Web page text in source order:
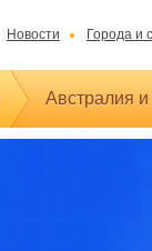
Новости Города и
Австралия